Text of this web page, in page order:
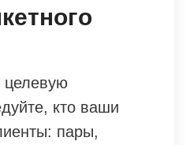
целевую
кто ваши
пары,